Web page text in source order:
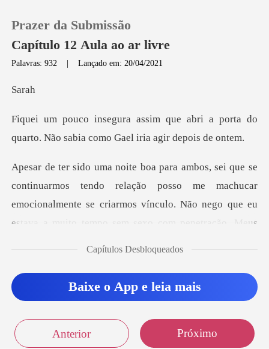
Loja
Prazer da Submissão
Capítulo 12 Aula ao ar livre
Palavras: 932 |Lançado em: 20/04/2021
a
abri a porta do
quarto. Não sabia c
lação posso me machucar
emocionalmente se criarmos vínculo. Não nego que eu
e
Capítulos Desbloqueados
Baixe o App e leia mais
Anterior Próximo